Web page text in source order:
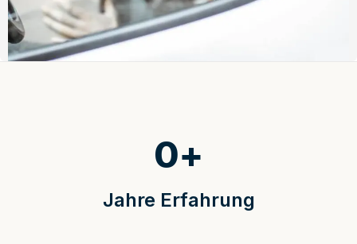
Jahre Erfahrung
0+